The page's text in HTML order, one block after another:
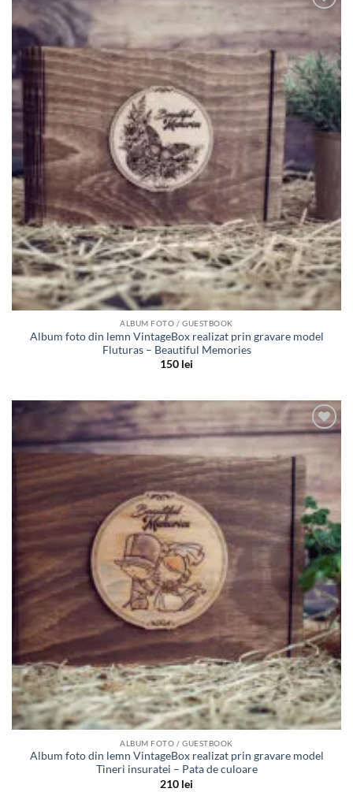
Adauga
in lista
dorinte
ALBUM FOTO / GUESTBOOK
Album foto din lemn VintageBox realizat prin gravare model
Fluturas – Beautiful Memories
150 lei
Adauga
ALBUM FOTO / GUESTBOOK
Album foto din lemn VintageBox realizat prin gravare model
Tineri insuratei – Pata de culoare
210 lei